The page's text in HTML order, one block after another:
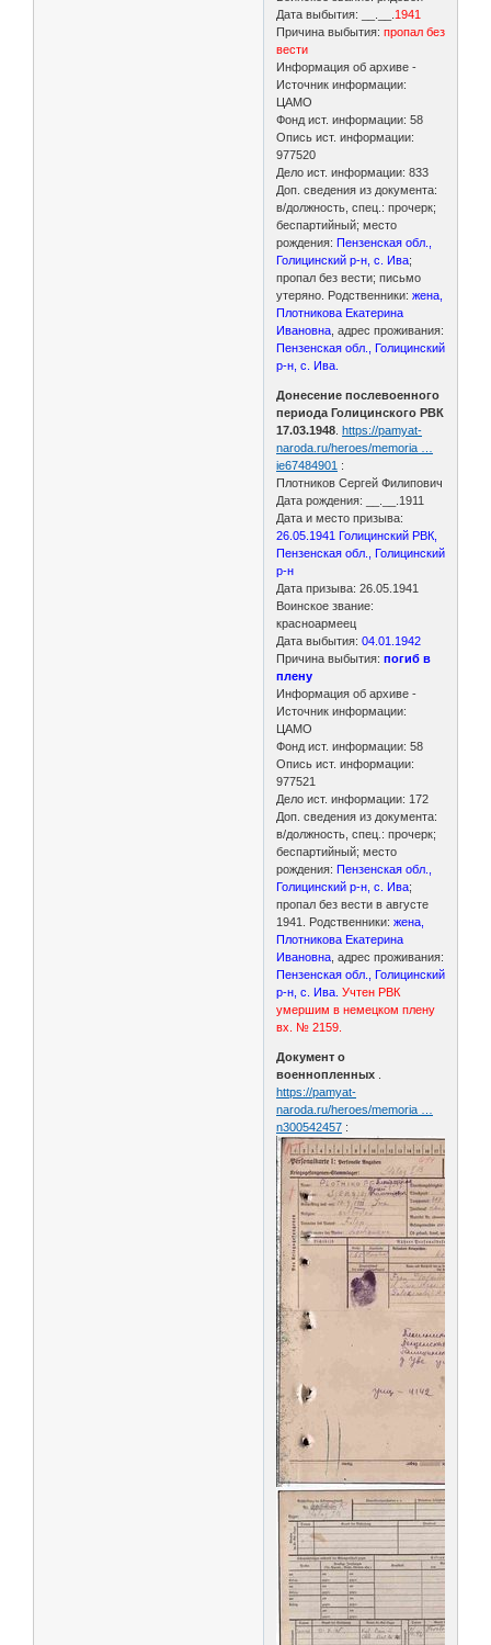
Дата выбытия: __.__. 1941
Причина выбытия: пропал без
вести
Информация об архиве -
Источник информации:
ЦАМО
Фонд ист. информации: 58
Опись ист. информации:
977520
Дело ист. информации: 833
Доп. сведения из документа:
в/должность, спец.: прочерк;
беспартийный; место
рождения:Пензенская обл.,
Голицинский р-н, с. Ива;
пропал без вести; письмо
утеряно. Родственники:жена,
Плотникова Екатерина
Ивановна , адрес проживания:
Пензенская обл., Голицинский
р-н, с. Ива.
Донесение послевоенного
периода Голицинского РВК
17.03.1948 .https://pamyat-
naroda.ru/heroes/memoria …
ie67484901 :
Плотников Сергей Филипович
Дата рождения: __.__.1911
Дата и место призыва:
26.05.1941 Голицинский РВК,
Пензенская обл., Голицинский
р-н
Дата призыва: 26.05.1941
Воинское звание:
красноармеец
Дата выбытия:04.01.1942
Причина выбытия: погиб в
плену
Информация об архиве -
Источник информации:
ЦАМО
Фонд ист. информации: 58
Опись ист. информации:
977521
Дело ист. информации: 172
Доп. сведения из документа:
в/должность, спец.: прочерк;
беспартийный; место
рождения:Пензенская обл.,
Голицинский р-н, с. Ива;
пропал без вести в августе
1941. Родственники:жена,
Плотникова Екатерина
Ивановна , адрес проживания:
Пензенская обл., Голицинский
р-н, с. Ива. Учтен РВК
умершим в немецком плену
вх. № 2159.
Документ о
военнопленных
https://pamyat-
naroda.ru/heroes/memoria …
n300542457 :